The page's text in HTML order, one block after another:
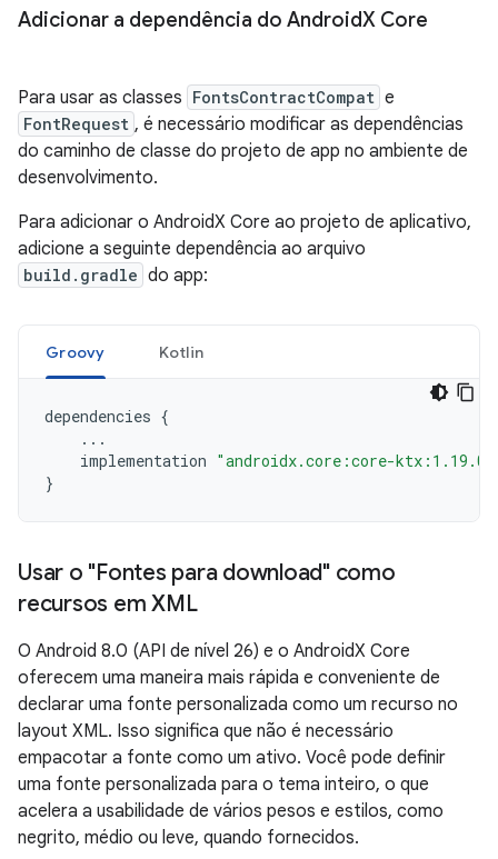
Adicionar a dependência do AndroidX Core
Para usar as classes FontsContractCompat e
FontRequest , é necessário modificar as dependências
do caminho de classe do projeto de app no ambiente de
desenvolvimento.
Para adicionar o AndroidX Core ao projeto de aplicativo,
adicione a seguinte dependência ao arquivo
build.gradle do app:
Groovy Kotlin
dependencies {
...
implementation "androidx.core:core-ktx:1.19.0"
}
Usar o "Fontes para download" como
recursos em XML
O Android 8.0 (API de nível 26) e o AndroidX Core
oferecem uma maneira mais rápida e conveniente de
declarar uma fonte personalizada como um recurso no
layout XML. Isso significa que não é necessário
empacotar a fonte como um ativo. Você pode definir
uma fonte personalizada para o tema inteiro, o que
acelera a usabilidade de vários pesos e estilos, como
negrito, médio ou leve, quando fornecidos.